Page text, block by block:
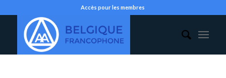
Accès pour les membres